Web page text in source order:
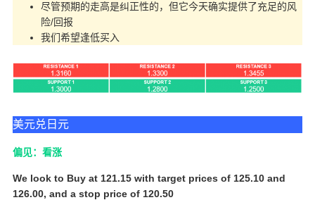
尽管预期的走高是纠正性的，但它今天确实提供了充足的风
险/回报
我们希望逢低买入
美元兑日元
偏见：看涨
We look to Buy at 121.15 with target prices of 125.10 and
126.00, and a stop price of 120.50